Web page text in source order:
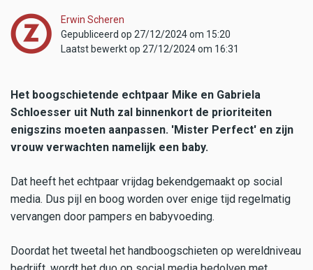
Erwin Scheren
Gepubliceerd op 27/12/2024 om 15:20
Laatst bewerkt op 27/12/2024 om 16:31
Het boogschietende echtpaar Mike en Gabriela
Schloesser uit Nuth zal binnenkort de prioriteiten
enigszins moeten aanpassen. 'Mister Perfect' en zijn
vrouw verwachten namelijk een baby.
Dat heeft het echtpaar vrijdag bekendgemaakt op social
media. Dus pijl en boog worden over enige tijd regelmatig
vervangen door pampers en babyvoeding.
Doordat het tweetal het handboogschieten op wereldniveau